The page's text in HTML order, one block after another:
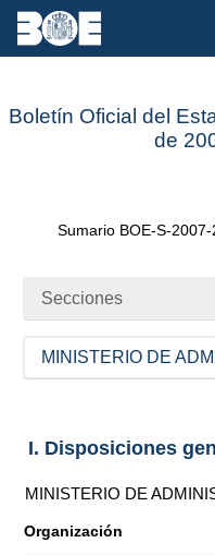
Boletín Oficial del
de
Sumario BOE-S-
Secciones
I. Disposiciones
MINISTERIO DE
Organización